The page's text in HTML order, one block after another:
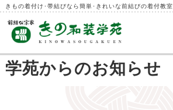
きもの着付け･帯結びなら簡単･きれいな前結びの着付教室
学苑からのお知らせ